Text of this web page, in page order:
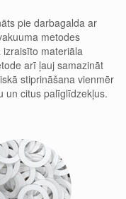
pie darbagalda ar
metodes
materiāla
arī ļauj samazināt
stiprināšana vienmēr
un citus palīglīdzekļus.